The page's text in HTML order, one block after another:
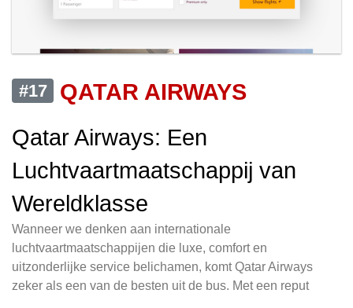
#17
QATAR AIRWAYS
Qatar Airways: Een
Luchtvaartmaatschappij van
Wereldklasse
Wanneer we denken aan internationale
luchtvaartmaatschappijen die luxe, comfort en
uitzonderlijke service belichamen, komt Qatar Airways
zeker als een van de besten uit de bus. Met een reput